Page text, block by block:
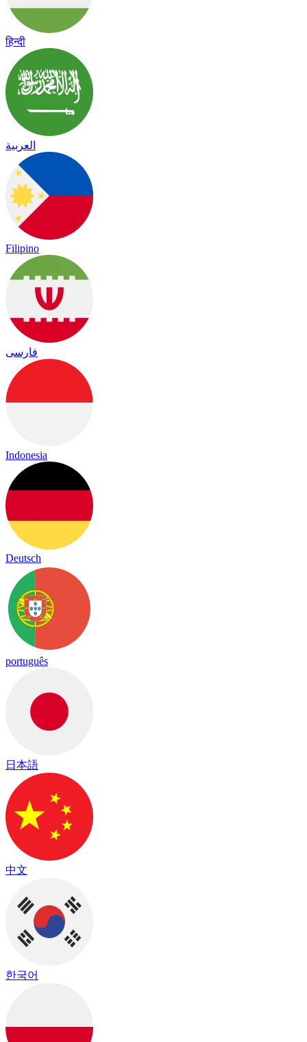
हिन्दी
العربية
Filipino
فارسی
Indonesia
Deutsch
português
日本語
中文
한국어